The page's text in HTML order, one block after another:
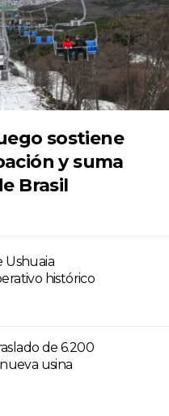
sostiene
y suma
Brasil
Ushuaia
histórico
de 6.200
usina